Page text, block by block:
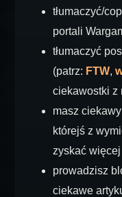
tłumaczyć/
portali
tłumaczyć
(patrz: FTW,
ciekawostki z
masz
którejś z
zyskać
prowadzisz
ciekawe